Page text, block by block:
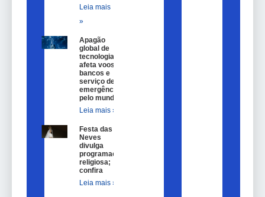
Leia mais
»
Apagão
global de
tecnologia
afeta voos,
bancos e
serviço de
emergência
pelo mundo
Leia mais »
Festa das
Neves
divulga
programação
religiosa;
confira
Leia mais »